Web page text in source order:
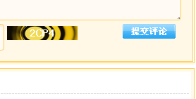
念均有吉凶
陽宅之吉凶